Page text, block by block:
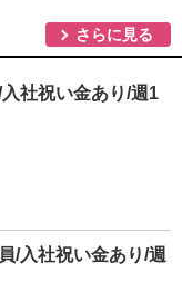
さらに見る
社祝い金あり/週1
/入社祝い金あり/週